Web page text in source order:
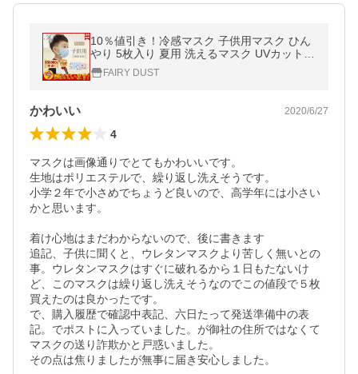
10％値引き！冷感マスク 子供用マスク ひん
やり 5枚入り 夏用 洗えるマスク UVカット女
の子 男の子 涼しいマスク 吸湿速乾 涼しい
接触冷感 送料無料
FAIRY DUST
かわいい 2020/6/27
4
マスクは画像通りでとてもかわいいです。
生地はポリエステルで、繰り返し洗えそうです。
小学２年で小さめでちょうど良いので、高学年には小さい
かと思います。
着け心地はまだわからないので、後に書きます
追記、子供に聞くと、ウレタンマスクより苦しく無いとの
事。ウレタンマスクはすぐに破れるから１日もたないけ
ど、このマスクは繰り返し洗えそうなのでこの値段で５枚
買えたのは良かったです。
で、購入履歴で確認中表記、六日たって発送準備中の表
記。でポストに入っていました。が御社の住所ではなくて
マスクの送り詐欺かと戸惑いました。
その点は焦りましたが無事に届き安心しました。